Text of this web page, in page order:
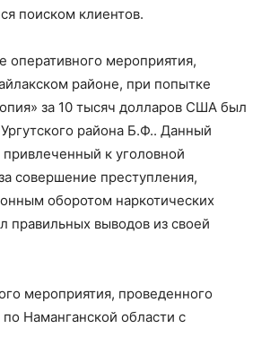
поиском клиентов.
оперативного мероприятия,
районе, при попытке
за 10 тысяч долларов США был
района Б.Ф.. Данный
к уголовной
совершение преступления,
оборотом наркотических
правильных выводов из своей
мероприятия, проведенного
Наманганской области с